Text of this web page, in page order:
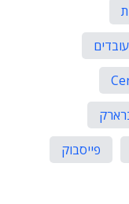
פייסבוק